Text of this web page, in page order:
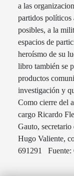
a las
partidos políticos
posibles, a la
espacios de
heroísmo de su
libro también se
productos
investigación y
Como cierre del
cargo Ricardo
Gauto,
Hugo Valiente,
691291 Fuente: